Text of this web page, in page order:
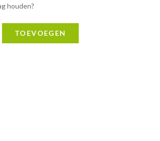
houden?
TOEVOEGEN